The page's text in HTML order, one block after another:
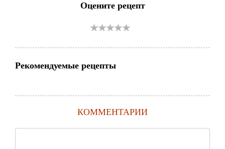
Оцените рецепт
Рекомендуемые рецепты
КОММЕНТАРИИ